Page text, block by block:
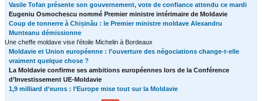
Vasile Tofan présente son gouvernement, vote de confiance attendu ce mardi
Eugeniu Osmochescu nommé Premier ministre intérimaire de Moldavie
Coup de tonnerre à Chișinău : le Premier ministre moldave Alexandru
Munteanu démissionne
Une cheffe moldave vise l’étoile Michelin à Bordeaux
Moldavie et Union européenne : l’ouverture des négociations change-t-elle
vraiment quelque chose ?
La Moldavie confirme ses ambitions européennes lors de la Conférence
d’Investissement UE-Moldavie
1,9 milliard d’euros : l’Europe mise tout sur la Moldavie